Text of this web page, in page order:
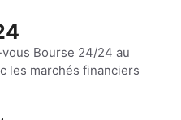
Bourse 24/24 au
les marchés financiers